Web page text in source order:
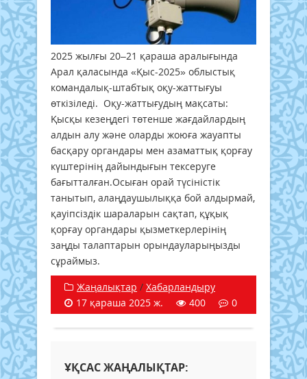
2025 жылғы 20–21 қараша аралығында
Арал қаласында «Қыс-2025» облыстық
командалық-штабтық оқу-жаттығуы
өткізіледі. Оқу-жаттығудың мақсаты:
Қысқы кезеңдегі төтенше жағдайлардың
алдын алу және оларды жоюға жауапты
басқару органдары мен азаматтық қорғау
күштерінің дайындығын тексеруге
бағытталған.Осыған орай түсіністік
танытып, алаңдаушылыққа бой алдырмай,
қауіпсіздік шараларын сақтап, құқық
қорғау органдары қызметкерлерінің
заңды талаптарын орындауларыңызды
сұраймыз.
Жаңалықтар / Хабарландыру
17 қараша 2025 ж.
400 0
ҰҚСАС ЖАҢАЛЫҚТАР: